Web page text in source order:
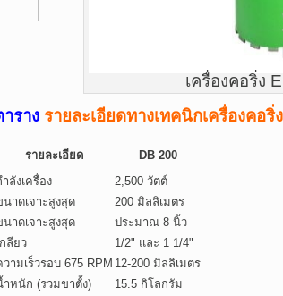
เครื่องคอริ่ง
ราง รายละเอียดทางเทคนิกเครื่องคอริ่
รายละเอียด
DB 200
ลังเครื่อง
2,500 วัตต์
นาดเจาะสูงสุด
200 มิลลิเมตร
นาดเจาะสูงสุด
ประมาณ 8 นิ้ว
ลียว
1/2" และ 1 1/4"
ามเร็วรอบ 675 RPM 12-200 มิลลิเมตร
ำหนัก (รวมขาตั้ง)
15.5 กิโลกรัม